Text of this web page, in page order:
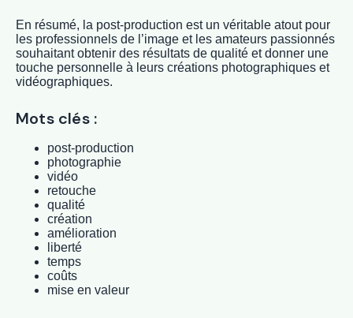
En résumé, la post-production est un véritable atout pour
les professionnels de l’image et les amateurs passionnés
souhaitant obtenir des résultats de qualité et donner une
touche personnelle à leurs créations photographiques et
vidéographiques.
Mots clés :
post-production
photographie
vidéo
retouche
qualité
création
amélioration
liberté
temps
coûts
mise en valeur